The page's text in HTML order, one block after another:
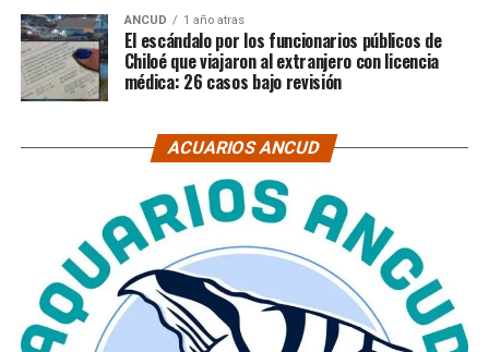
ANCUD 1 año atras
El escándalo por los funcionarios públicos de
Chiloé que viajaron al extranjero con licencia
médica: 26 casos bajo revisión
ACUARIOS ANCUD